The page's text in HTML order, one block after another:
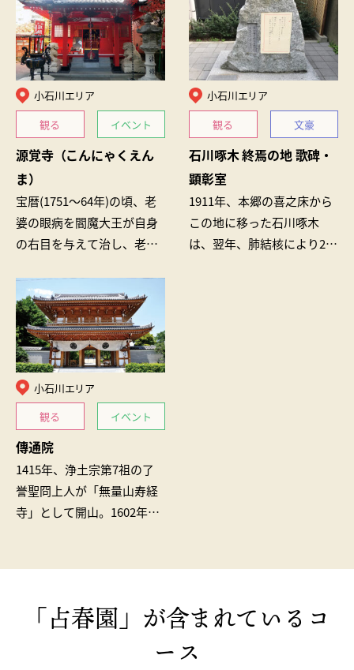
小石川エリア
観る
イベント
源覚寺（こんにゃくえん
ま）
宝暦(1751〜64年)の頃、老
婆の眼病を閻魔大王が自身
の右目を与えて治し、老婆
ゃく」を断ち、供え続けた
とされています。以来、
「こんにゃ…
小石川エリア
観る
文豪
石川啄木 終焉の地 歌碑・
顕彰室
1911年、本郷の喜之床から
この地に移った石川啄木
は、翌年、肺結核により26
小石川エリア
観る
イベント
傳通院
1415年、浄土宗第7祖の了
誉聖冏上人が「無量山寿経
寺」として開山。1602年
「占春園」が含まれているコ
ース